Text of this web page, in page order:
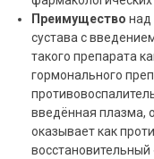
Преимущество над
сустава с
такого препарата
гормонального
введённая плазма,
оказывает как